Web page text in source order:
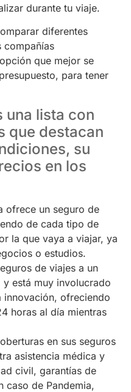
durante tu viaje.
diferentes
compañías
que mejor se
para tener
una lista con
que destacan
su
en los
ofrece un seguro de
de cada tipo de
la que vaya a viajar, ya
o estudios.
de viajes a un
está muy involucrado
innovación, ofreciendo
horas al día mientras
en sus seguros
asistencia médica y
civil, garantías de
caso de Pandemia,